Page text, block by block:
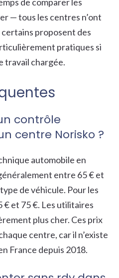
— tous les centres n’ont
certains proposent des
pratiques si
travail chargée.
contrôle
centre Norisko ?
automobile en
entre 65 € et
de véhicule. Pour les
€ et 75 €. Les utilitaires
plus cher. Ces prix
centre, car il n’existe
France depuis 2018.